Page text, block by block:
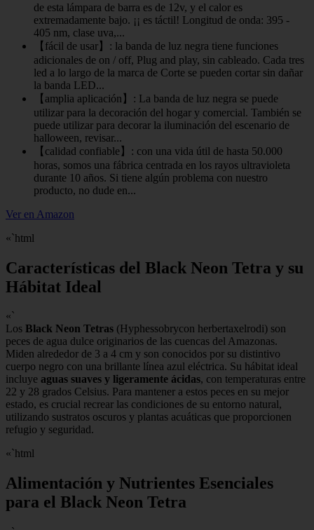
de esta lámpara de barra es de 12v, y el calor es
extremadamente bajo. ¡¡ es táctil! Longitud de onda: 395 -
405 nm, clase uva,...
【fácil de usar】: la banda de luz negra tiene funciones
adicionales de on / off, Plug and play, sin cableado. Cada tres
led a lo largo de la marca de Corte se pueden cortar sin dañar
la banda LED...
【amplia aplicación】: La banda de luz negra se puede
utilizar para la decoración del hogar y comercial. También se
puede utilizar para decorar la iluminación del escenario de
halloween, revisar...
【calidad confiable】: con una vida útil de hasta 50.000
horas, somos una fábrica centrada en los rayos ultravioleta
durante 10 años. Si tiene algún problema con nuestro
producto, no dude en...
Ver en Amazon
«`html
Características del Black Neon Tetra y su
Hábitat Ideal
«`
Los Black Neon Tetras (Hyphessobrycon herbertaxelrodi) son
peces de agua dulce originarios de las cuencas del Amazonas.
Miden alrededor de 3 a 4 cm y son conocidos por su distintivo
cuerpo negro con una brillante línea azul eléctrica. Su hábitat ideal
incluye aguas suaves y ligeramente ácidas, con temperaturas entre
22 y 28 grados Celsius. Para mantener a estos peces en su mejor
estado, es crucial recrear las condiciones de su entorno natural,
utilizando sustratos oscuros y plantas acuáticas que proporcionen
refugio y seguridad.
«`html
Alimentación y Nutrientes Esenciales
para el Black Neon Tetra